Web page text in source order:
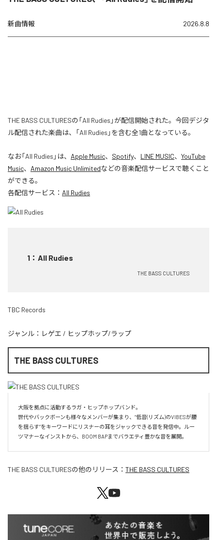
新曲情報 2026.8.8
THE BASS CULTURESの「All Rudies」が配信開始された。今回デジタ
ル配信された楽曲は、「All Rudies」を含む全1曲となっている。
なお「All Rudies 」は、 Apple Music、 Spotify、 LINE MUSIC、 YouTube
Music、 Amazon Music Unlimitedなどの音楽配信サービスで聴くこと
ができる。
各配信サービス： All Rudies
1 ： All Rudies
THE BASS CULTURES
TBC Records
ジャンル： レゲエ / ヒップホップ/ラップ
THE BASS CULTURES
大阪を拠点に活動するラガ・ヒップホップバンド。
世代やバックボーンも様々なメンバーが集まり、”低音(リズム)のVIBESが腰
を揺らす”をキーワードにリスナーの耳をジャックできる音を発信中。ルー
ツマナーなインストから、BOOM BAPまでバラエティ豊かな音を展開。
THE BASS CULTURESの他のリリース： THE BASS CULTURES